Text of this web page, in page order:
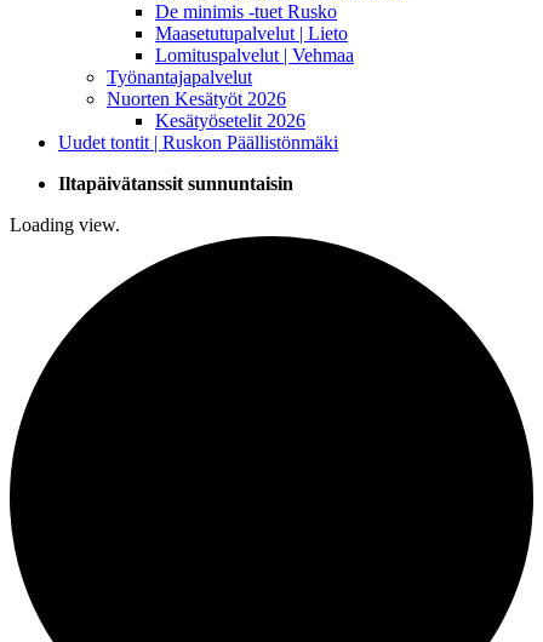
De minimis -tuet Rusko
Maasetutupalvelut | Lieto
Lomituspalvelut | Vehmaa
Työnantajapalvelut
Nuorten Kesätyöt 2026
Kesätyösetelit 2026
Uudet tontit | Ruskon Päällistönmäki
Iltapäivätanssit sunnuntaisin
Loading view.